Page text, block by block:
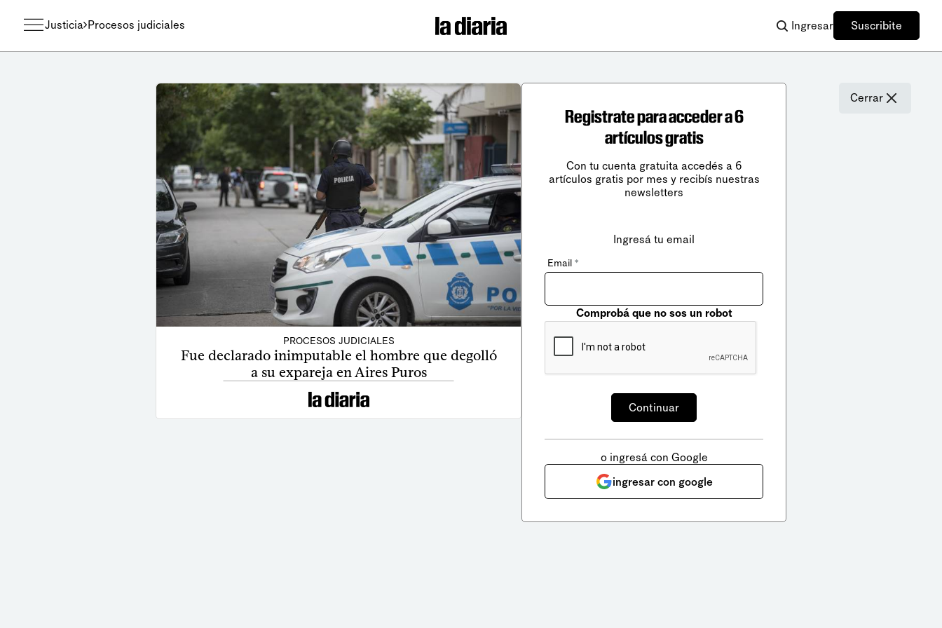
Justicia Procesos judiciales Ingresar Suscribite
PROCESOS JUDICIALES
Fue declarado inimputable el hombre que degolló
a su expareja en Aires Puros
Cerrar
Registrate para acceder a 6
artículos gratis
Con tu cuenta gratuita accedés a 6
artículos gratis por mes y recibís nuestras
newsletters
Ingresá tu email
Email *
Comprobá que no sos un robot
o ingresá con Google
ingresar con google